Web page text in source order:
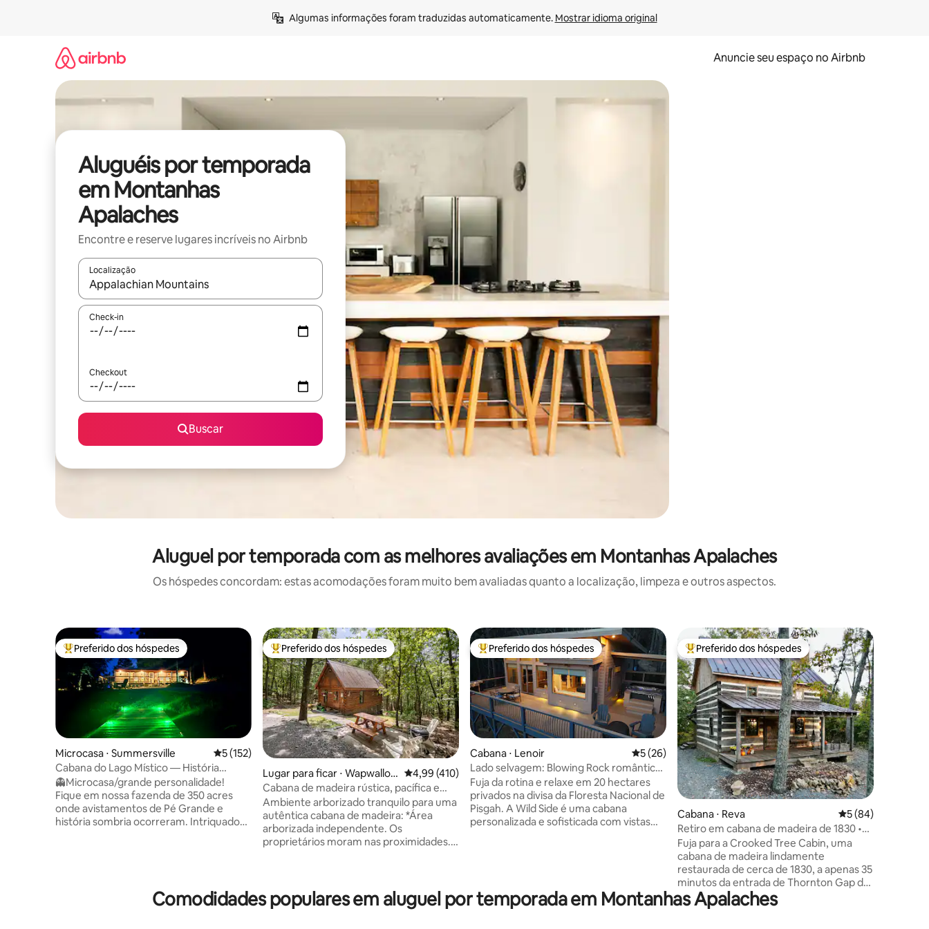
Algumas informações foram traduzidas automaticamente. Mostrar idioma original
Anuncie seu espaço no Airbnb
Aluguéis por temporada
em Montanhas
Apalaches
Encontre e reserve lugares incríveis no Airbnb
Localização
Quando os resultados estiverem disponíveis, explore-os usando as seta para cima e para baixo do teclado ou tocando e deslizando o dedo na tela.
Check-in
Checkout
Buscar
Aluguel por temporada com as melhores avaliações em Montanhas Apalaches
Os hóspedes concordam: estas acomodações foram muito bem avaliadas quanto a localização, limpeza e outros aspectos.
Entre os melhores preferidos dos hóspedes
Preferido dos hóspedes
Microcasa ⋅ Summersville 5 de uma avaliação média de 5, 152 avaliações
5 (152)
Cabana do Lago Místico — História
Sombria!
👻Microcasa/grande personalidade!
Fique em nossa fazenda de 350 acres
onde avistamentos de Pé Grande e
história sombria ocorreram. Intriquado
montanhoso, em uma antiga mina de
Entre os melhores preferidos dos hóspedes
Preferido dos hóspedes
Lugar para ficar ⋅ Wapwallop
en
4,99 de uma avaliação média de 5, 410 avaliações
4,99 (410)
Cabana de madeira rústica, pacífica e
autêntica na floresta
Ambiente arborizado tranquilo para uma
autêntica cabana de madeira: *Área
arborizada independente. Os
proprietários moram nas proximidades.
devagar! *Placas ao longo da estrada
depois que o GPS é desligado. *Faça o
Entre os melhores preferidos dos hóspedes
Preferido dos hóspedes
Cabana ⋅ Lenoir 5 de uma avaliação média de 5, 26 avaliações
5 (26)
Lado selvagem: Blowing Rock romântico,
isolado e luxuoso
Fuja da rotina e relaxe em 20 hectares
privados na divisa da Floresta Nacional de
Pisgah. A Wild Side é uma cabana
personalizada e sofisticada com vistas
para banhos refrescantes ao pôr do sol.
Cuidadosamente decorada para
Entre os melhores preferidos dos hóspedes
Preferido dos hóspedes
Cabana ⋅ Reva 5 de uma
5 (84)
Retiro em cabana de madeira de 1830 •
35 min do Parque Nacional de
Shenandoah
Fuja para a Crooked Tree Cabin, uma
cabana de madeira lindamente
restaurada de cerca de 1830, a apenas 35
minutos da entrada de Thornton Gap do
Parque Nacional de Shenandoah.
Perfeito para casais, este retiro
Comodidades populares em aluguel por temporada em Montanhas Apalaches